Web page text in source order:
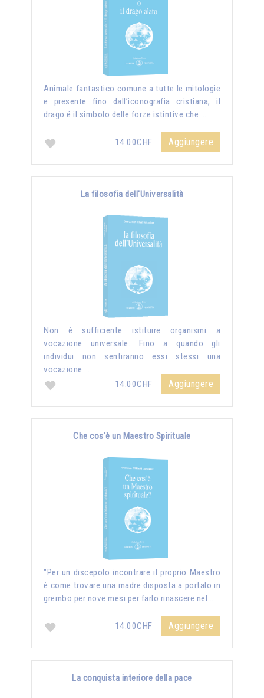
Animale fantastico comune a tutte le mitologie
e presente fino dall’iconografia cristiana, il
drago é il simbolo delle forze istintive che …
14.00CHF Aggiungere
La filosofia dell'Universalità
Non è sufficiente istituire organismi a
vocazione universale. Fino a quando gli
individui non sentiranno essi stessi una
vocazione …
14.00CHF
Aggiungere
Che cos'è un Maestro Spirituale
"Per un discepolo incontrare il proprio Maestro
è come trovare una madre disposta a portalo in
grembo per nove mesi per farlo rinascere nel …
14.00CHF Aggiungere
La conquista interiore della pace